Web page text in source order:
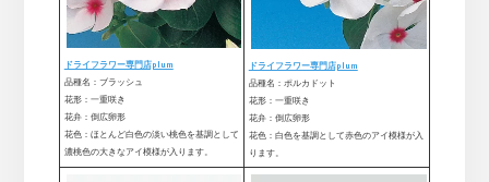
ドライフラワー専門店plum
品種名：ブラッシュ
花形：一重咲き
花弁：倒広卵形
花色：ほとんど白色の淡い桃色を基調として
濃桃色の大きなアイ模様が入ります。
ドライフラワー専門店plum
品種名：ポルカドット
花形：一重咲き
花弁：倒広卵形
花色：白色を基調として赤色のアイ模様が入
ります。